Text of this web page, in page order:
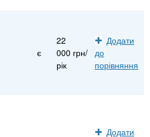
є
22
000 грн/
рік
Додати
до
порівняння
Додати